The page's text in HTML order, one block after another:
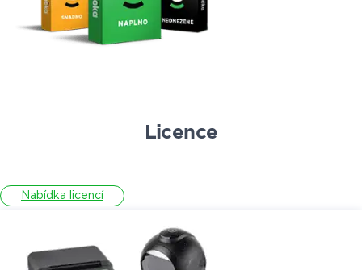
Licence
Nabídka licencí